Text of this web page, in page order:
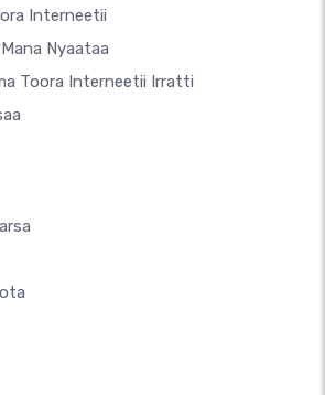
Interneetii
Nyaataa
Toora Interneetii Irratti